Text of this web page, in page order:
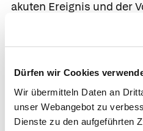
Dürfen wir Cookies
Wir übermitteln Daten an
unser Webangebot zu
Dienste zu den aufgeführten
akuten Ereignis und der
Beinvenenthrombosen,
Herzinfarkte werden
(siehe dort).